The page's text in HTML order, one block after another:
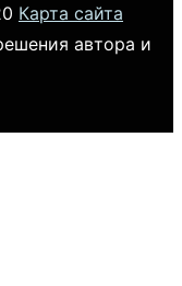
Карта сайта
автора и